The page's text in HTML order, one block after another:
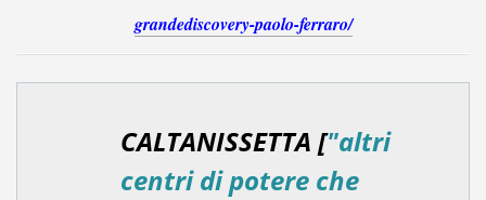
grandediscovery-paolo-ferraro/
CALTANISSETTA ["altri
centri di potere che